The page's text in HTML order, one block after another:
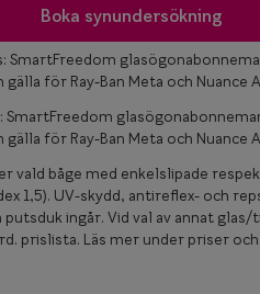
Boka synundersökning
SmartFreedom
gälla för Ray-Ban Meta och Nuance
SmartFreedom
gälla för Ray-Ban Meta och Nuance
vald båge med enkelslipade
1,5). UV-skydd, antireflex- och
ingår. Vid val av annat
prislista. Läs mer under priser